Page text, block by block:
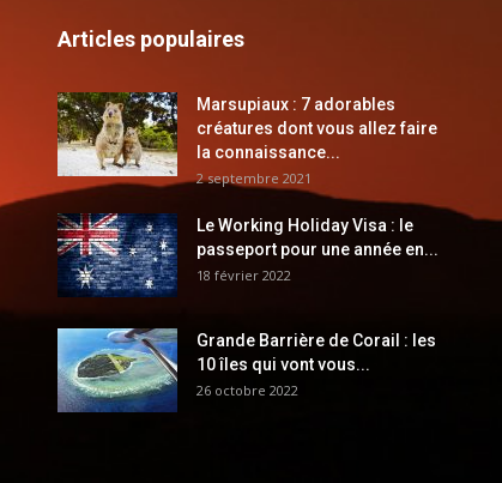
Articles populaires
Marsupiaux : 7 adorables
créatures dont vous allez faire
la connaissance...
2 septembre 2021
Le Working Holiday Visa : le
passeport pour une année en...
18 février 2022
Grande Barrière de Corail : les
10 îles qui vont vous...
26 octobre 2022